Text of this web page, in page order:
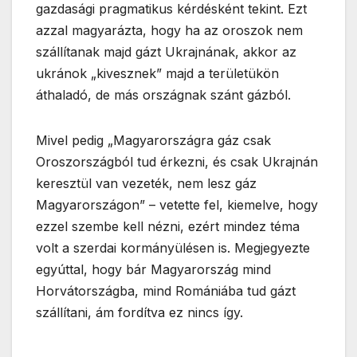
gazdasági pragmatikus kérdésként tekint. Ezt
azzal magyarázta, hogy ha az oroszok nem
szállítanak majd gázt Ukrajnának, akkor az
ukránok „kivesznek” majd a területükön
áthaladó, de más országnak szánt gázból.
Mivel pedig „Magyarországra gáz csak
Oroszországból tud érkezni, és csak Ukrajnán
keresztül van vezeték, nem lesz gáz
Magyarországon” – vetette fel, kiemelve, hogy
ezzel szembe kell nézni, ezért mindez téma
volt a szerdai kormányülésen is. Megjegyezte
egyúttal, hogy bár Magyarország mind
Horvátországba, mind Romániába tud gázt
szállítani, ám fordítva ez nincs így.